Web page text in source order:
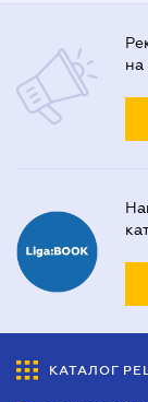
на
КАТАЛОГ